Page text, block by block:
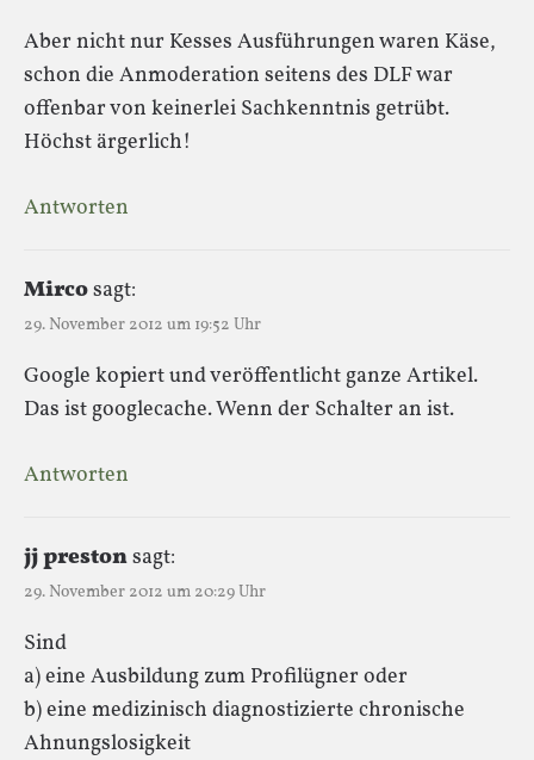
Aber nicht nur Kesses Ausführungen waren Käse,
schon die Anmoderation seitens des DLF war
offenbar von keinerlei Sachkenntnis getrübt.
Höchst ärgerlich!
Antworten
Mircosagt:
29. November 2012 um 19:52 Uhr
Google kopiert und veröffentlicht ganze Artikel.
Das ist googlecache. Wenn der Schalter an ist.
Antworten
jj prestonsagt:
29. November 2012 um 20:29 Uhr
Sind
a) eine Ausbildung zum Profilügner oder
b) eine medizinisch diagnostizierte chronische
Ahnungslosigkeit